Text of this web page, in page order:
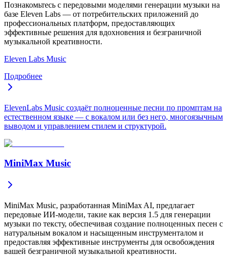
Познакомьтесь с передовыми моделями генерации музыки на
базе Eleven Labs — от потребительских приложений до
профессиональных платформ, предоставляющих
эффективные решения для вдохновения и безграничной
музыкальной креативности.
Eleven Labs Music
Подробнее
ElevenLabs Music создаёт полноценные песни по промптам на
естественном языке — с вокалом или без него, многоязычным
выводом и управлением стилем и структурой.
MiniMax Music
MiniMax Music, разработанная MiniMax AI, предлагает
передовые ИИ-модели, такие как версия 1.5 для генерации
музыки по тексту, обеспечивая создание полноценных песен с
натуральным вокалом и насыщенным инструменталом и
предоставляя эффективные инструменты для освобождения
вашей безграничной музыкальной креативности.